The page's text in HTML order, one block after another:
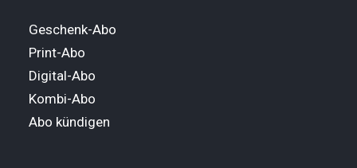
Geschenk-Abo
Print-Abo
Digital-Abo
Kombi-Abo
Abo kündigen